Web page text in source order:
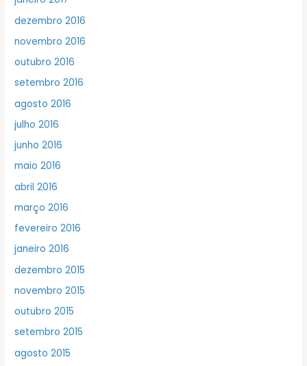
dezembro 2016
novembro 2016
outubro 2016
setembro 2016
agosto 2016
julho 2016
junho 2016
maio 2016
abril 2016
março 2016
fevereiro 2016
janeiro 2016
dezembro 2015
novembro 2015
outubro 2015
setembro 2015
agosto 2015